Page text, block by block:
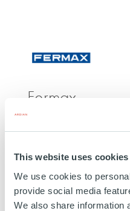
This website uses cookies
We use cookies to
provide social media
We also share information
Fermax
ESPAGNE
EN SAVOIR PLUS